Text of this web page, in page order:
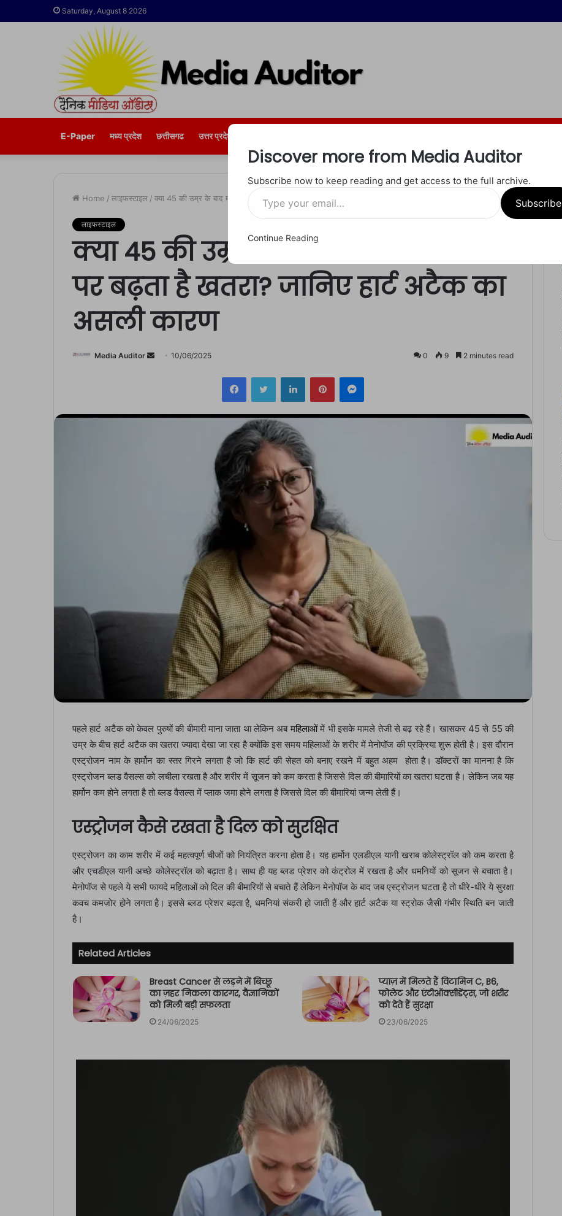
Saturday, August 8 2026
E-Paper मध्य प्रदेश छत्तीसगढ उत्तर प्रदेश
Home / लाइफस्टाइल / क्या 45 की उम्र के बाद महिलाओं के दिल पर बढ़ता है खतरा? जानिए हार्ट अटैक का असली कारण
लाइफस्टाइल
क्या 45 की उम्र के बाद महिलाओं के दिल
पर बढ़ता है खतरा? जानिए हार्ट अटैक का
असली कारण
Media Auditor
Send10/06/2025 0 9 2 minutes read
FacebookTwitter LinkedInPinterestMessenger
पहले हार्ट अटैक को केवल पुरुषों की बीमारी माना जाता था लेकिन अबमहिलाओंमें भी इसके मामले तेजी से बढ़ रहे हैं। खासकर 45 से 55 की
उम्र के बीच हार्ट अटैक का खतरा ज्यादा देखा जा रहा है क्योंकि इस समय महिलाओं के शरीर में मेनोपॉज की प्रक्रिया शुरू होती है। इस दौरान
एस्ट्रोजन नाम के हार्मोन का स्तर गिरने लगता है जो कि हार्ट की सेहत को बनाए रखने में बहुत अहम होता है। डॉक्टरों का मानना है कि
एस्ट्रोजन ब्लड वैसल्स को लचीला रखता है और शरीर में सूजन को कम करता है जिससे दिल की बीमारियों का खतरा घटता है। लेकिन जब यह
हार्मोन कम होने लगता है तो ब्लड वैसल्स में प्लाक जमा होने लगता है जिससे दिल की बीमारियां जन्म लेती हैं।
एस्ट्रोजन कैसे रखता है दिल को सुरक्षित
एस्ट्रोजन का काम शरीर में कई महत्वपूर्ण चीजों को नियंत्रित करना होता है। यह हार्मोन एलडीएल यानी खराब कोलेस्ट्रॉल को कम करता है
और एचडीएल यानी अच्छे कोलेस्ट्रॉल को बढ़ाता है। साथ ही यह ब्लड प्रेशर को कंट्रोल में रखता है और धमनियों को सूजन से बचाता है।
मेनोपॉज से पहले ये सभी फायदे महिलाओं को दिल की बीमारियों से बचाते हैं लेकिन मेनोपॉज के बाद जब एस्ट्रोजन घटता है तो धीरे-धीरे ये सुरक्षा
कवच कमजोर होने लगता है। इससे ब्लड प्रेशर बढ़ता है, धमनियां संकरी हो जाती हैं और हार्ट अटैक या स्ट्रोक जैसी गंभीर स्थिति बन जाती
है।
Related Articles
Breast Cancer से लड़ने में बिच्छू
का ज़हर निकला कारगर, वैज्ञानिकों
को मिली बड़ी सफलता
24/06/2025
प्याज़ में मिलते हैं विटामिन C, B6,
फोलेट और एंटीऑक्सीडेंट्स, जो शरीर
को देते हैं सुरक्षा
23/06/2025
Discover more from Media Auditor
Subscribe now to keep reading and get access to the full archive.
Type
your
email…
Subscribe
Continue Reading